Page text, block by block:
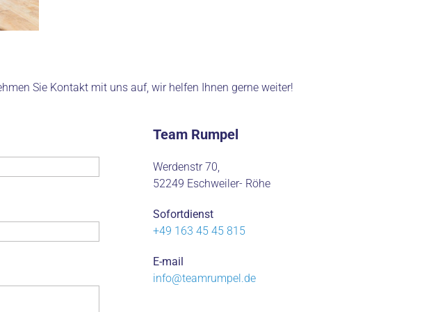
Sie Kontakt mit uns auf, wir helfen Ihnen gerne weiter!
Team Rumpel
Werdenstr 70,
52249 Eschweiler- Röhe
Sofortdienst
+49 163 45 45 815
E-mail
info@teamrumpel.de